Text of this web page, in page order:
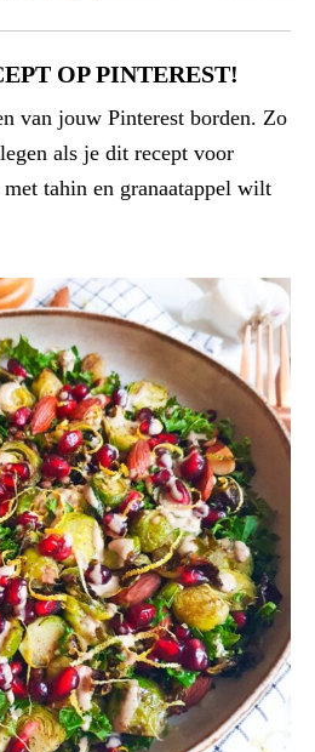
OP PINTEREST!
van jouw Pinterest borden. Zo
als je dit recept voor
met tahin en granaatappel wilt